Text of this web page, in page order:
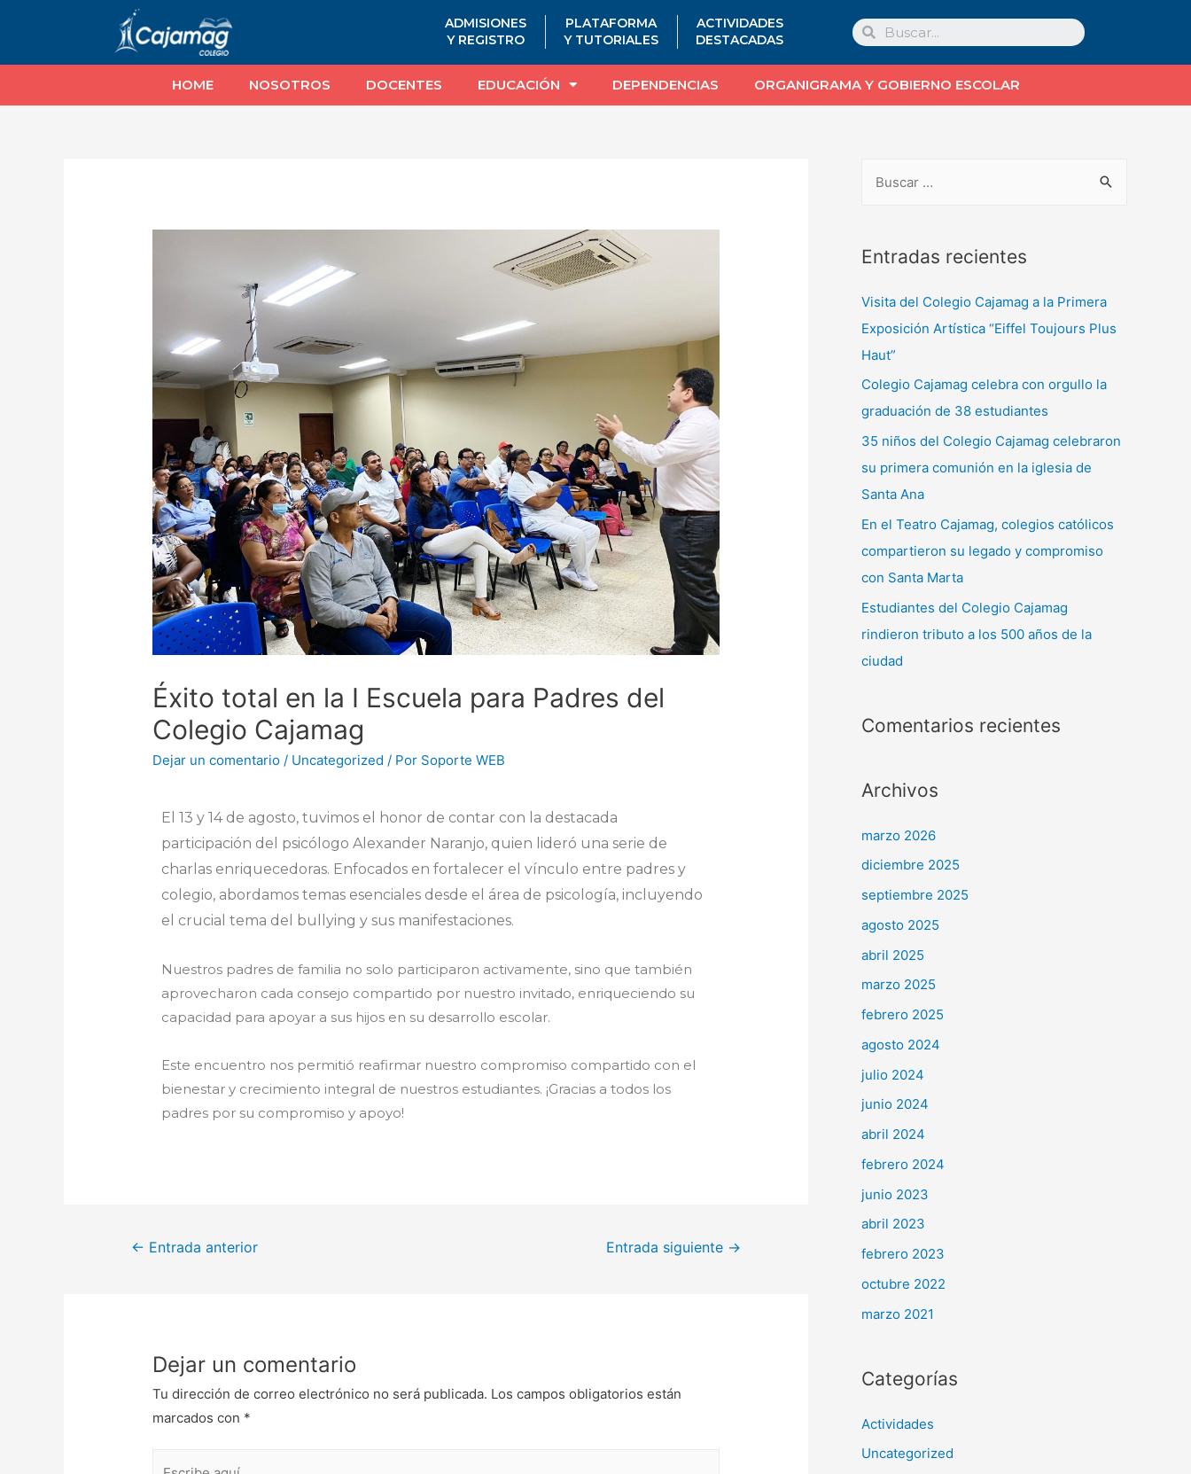
ADMISIONES
Y REGISTRO
PLATAFORMA
Y TUTORIALES
ACTIVIDADES
DESTACADAS
HOME NOSOTROS DOCENTES EDUCACIÓN DEPENDENCIAS ORGANIGRAMA Y GOBIERNO ESCOLAR
Éxito total en la I Escuela para Padres del
Colegio Cajamag
Dejar un comentario / Uncategorized / Por Soporte WEB
El 13 y 14 de agosto, tuvimos el honor de contar con la destacada
participación del psicólogo Alexander Naranjo, quien lideró una serie de
charlas enriquecedoras. Enfocados en fortalecer el vínculo entre padres y
colegio, abordamos temas esenciales desde el área de psicología, incluyendo
el crucial tema del bullying y sus manifestaciones.
Nuestros padres de familia no solo participaron activamente, sino que también
aprovecharon cada consejo compartido por nuestro invitado, enriqueciendo su
capacidad para apoyar a sus hijos en su desarrollo escolar.
Este encuentro nos permitió reafirmar nuestro compromiso compartido con el
bienestar y crecimiento integral de nuestros estudiantes. ¡Gracias a todos los
padres por su compromiso y apoyo!
← Entrada anterior Entrada siguiente →
Dejar un comentario
Tu dirección de correo electrónico no será publicada. Los campos obligatorios están
marcados con *
Entradas recientes
Visita del Colegio Cajamag a la Primera
Exposición Artística “Eiffel Toujours Plus
Haut”
Colegio Cajamag celebra con orgullo la
graduación de 38 estudiantes
35 niños del Colegio Cajamag celebraron
su primera comunión en la iglesia de
Santa Ana
En el Teatro Cajamag, colegios católicos
compartieron su legado y compromiso
con Santa Marta
Estudiantes del Colegio Cajamag
rindieron tributo a los 500 años de la
ciudad
Comentarios recientes
Archivos
marzo 2026
diciembre 2025
septiembre 2025
agosto 2025
abril 2025
marzo 2025
febrero 2025
agosto 2024
julio 2024
junio 2024
abril 2024
febrero 2024
junio 2023
abril 2023
febrero 2023
octubre 2022
marzo 2021
Categorías
Actividades
Uncategorized